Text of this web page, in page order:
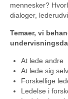
mennesker?
dialoger,
Temaer, vi
At lede andre
At lede sig
Forskellige
Ledelse i